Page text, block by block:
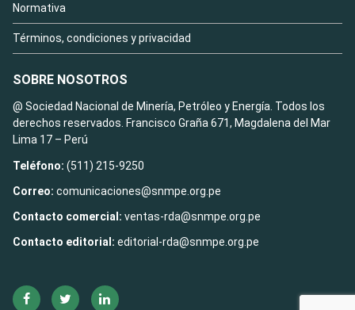
Normativa
Términos, condiciones y privacidad
SOBRE NOSOTROS
@ Sociedad Nacional de Minería, Petróleo y Energía. Todos los
derechos reservados. Francisco Graña 671, Magdalena del Mar
Lima 17 – Perú
Teléfono: (511) 215-9250
Correo: comunicaciones@snmpe.org.pe
Contacto comercial: ventas-rda@snmpe.org.pe
Contacto editorial: editorial-rda@snmpe.org.pe